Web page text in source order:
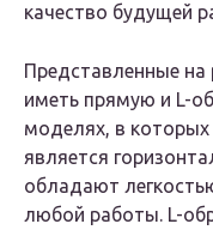
качество будущей
Представленные
иметь прямую и L-
моделях, в
является
обладают
любой работы. L-